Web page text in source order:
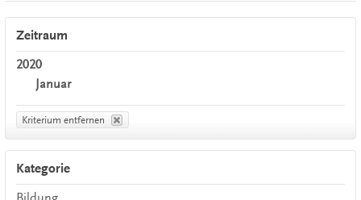
Zeitraum
2020
Januar
Kriterium entfernen
Kategorie